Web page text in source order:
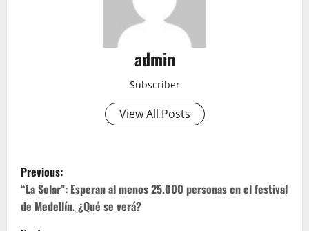
admin
Subscriber
View All Posts
P
o
s
Previous:
“La Solar”: Esperan al menos 25.000 personas en el festival
de Medellín, ¿Qué se verá?